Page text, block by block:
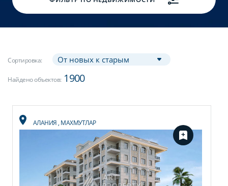
Сортировка:
Найдено объектов: 1900
АЛАНИЯ, МАХМУТЛАР